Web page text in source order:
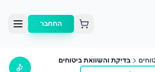
התחבר
בדיקת והשוואת ביטוחים